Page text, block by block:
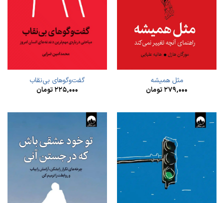
مثل همیشه
۲۷۹,۰۰۰تومان
گفت‌وگوهای بی‌نقاب
۲۲۵,۰۰۰تومان